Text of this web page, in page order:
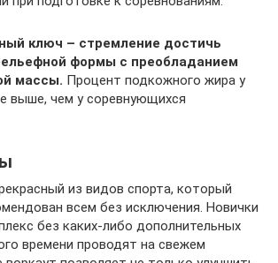
ключ – стремление достичь
формы с преобладанием
массы. Процент подкожного жира у
выше, чем у соревнующихся
из видов спорта, который
всем без исключения. Новички
без каких-либо дополнительных
времени проводят на свежем